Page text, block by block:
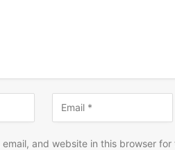
email, and website in this browser